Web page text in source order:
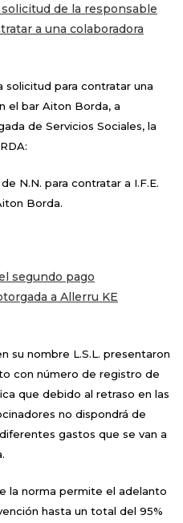
de la responsable
a una colaboradora
solicitud para contratar una
el bar Aiton Borda, a
de Servicios Sociales, la
N.N. para contratar a I.F.E.
Borda.
segundo pago
a Allerru KE
su nombre L.S.L. presentaron
con número de registro de
que debido al retraso en las
no dispondrá de
gastos que se van a
la norma permite el adelanto
hasta un total del 95%